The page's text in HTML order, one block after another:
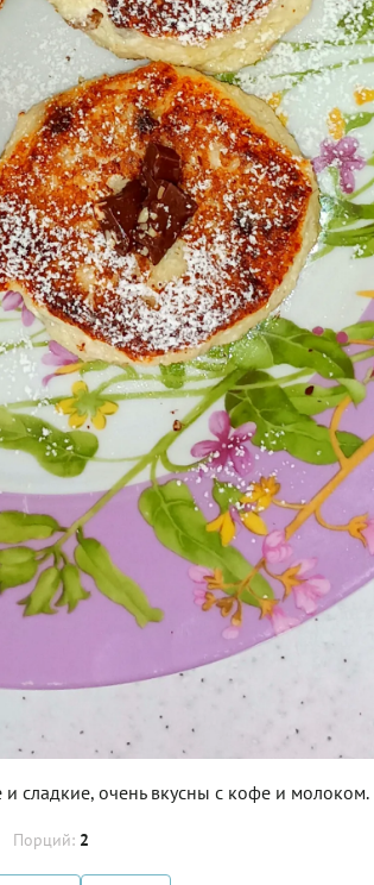
сладкие, очень вкусны с кофе и молоком.
Порций: 2